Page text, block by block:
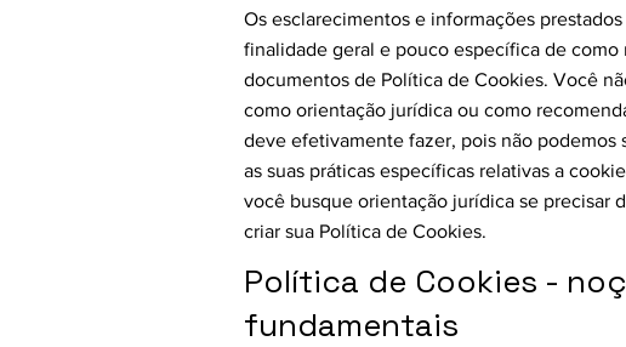
Os esclarecimentos e informações
finalidade geral e pouco específica de como
documentos de Política de Cookies. Você
como orientação jurídica ou como
deve efetivamente fazer, pois não podemos
as suas práticas específicas relativas a
você busque orientação jurídica se precisar
criar sua Política de Cookies.
Política de Cookies -
fundamentais